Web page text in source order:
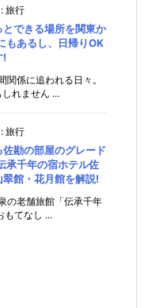
: 旅行
できる場所を関東か
もあるし、日帰りOK
!
関係に追われる日々。
れません ...
: 旅行
勘の部屋のグレード
承千年の宿ホテル佐
館・花月館を解説!
の老舗旅館「伝承千年
もてなし ...